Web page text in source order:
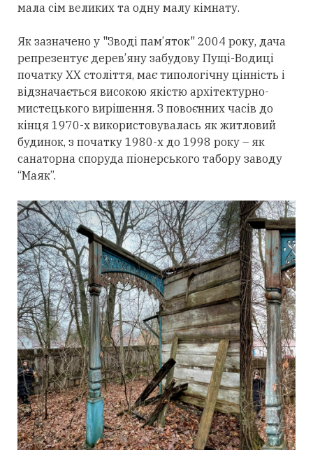
мала сім великих та одну малу кімнату.
Як зазначено у "Зводі пам’яток" 2004 року, дача
репрезентує дерев’яну забудову Пущі-Водиці
початку XX століття, має типологічну цінність і
відзначається високою якістю архітектурно-
мистецького вирішення. З повоєнних часів до
кінця 1970-х використовувалась як житловий
будинок, з початку 1980-х до 1998 року – як
санаторна споруда піонерського табору заводу
“Маяк”.